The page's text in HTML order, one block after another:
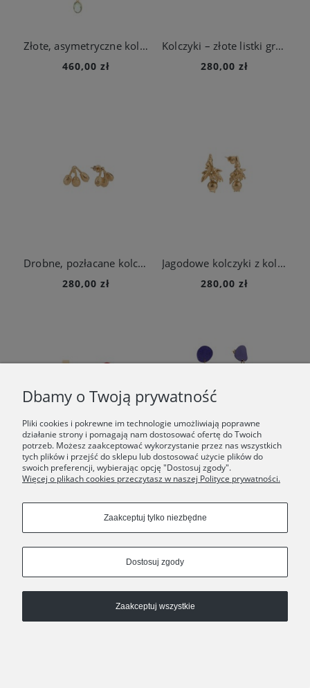
Złote, asymetryczne kolczyki z akwamarynem
460,00 zł
Kolczyki – złote listki grabu
280,00 zł
Drobne, pozłacane kolczyki – jagody berberysu
280,00 zł
Jagodowe kolczyki z kolekcji Bery
280,00 zł
Geometryczne, kolorowe kolczyki z kolekcji Tache
490,00 zł
Abstrakcyjne kolczyki z kolekcji Tache
460,00 zł
Dbamy o Twoją prywatność
Pliki cookies i pokrewne im technologie umożliwiają poprawne
działanie strony i pomagają nam dostosować ofertę do Twoich
potrzeb. Możesz zaakceptować wykorzystanie przez nas wszystkich
tych plików i przejść do sklepu lub dostosować użycie plików do
swoich preferencji, wybierając opcję "Dostosuj zgody".
Więcej o plikach cookies przeczytasz w naszej Polityce prywatności.
Zaakceptuj tylko niezbędne
Dostosuj zgody
Zaakceptuj wszystkie